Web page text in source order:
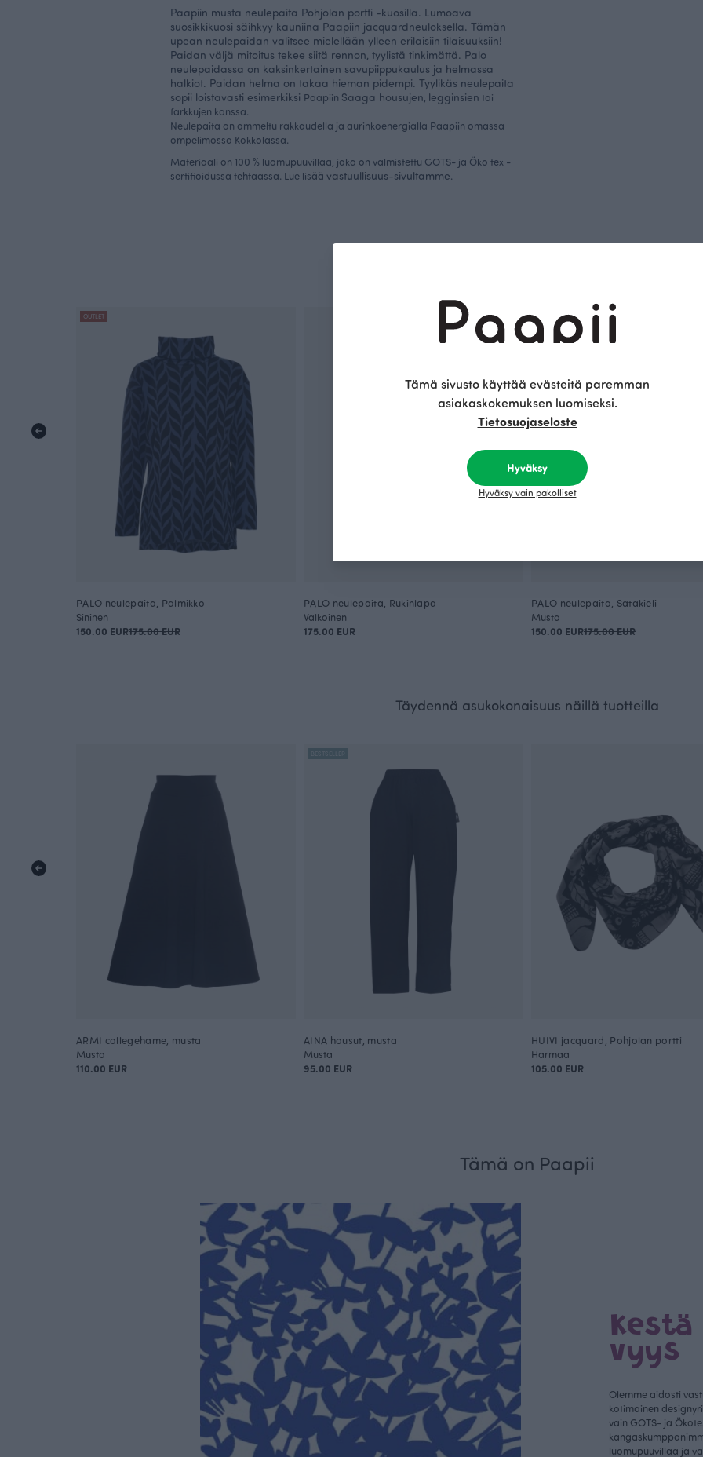
Paapiin musta neulepaita Pohjolan portti -kuosilla. Lumoava
suosikkikuosi säihkyy kauniina Paapiin jacquardneuloksella. Tämän
upean neulepaidan valitsee mielellään ylleen erilaisiin tilaisuuksiin!
Paidan väljä mitoitus tekee siitä rennon, tyylistä tinkimättä. Palo
neulepaidassa on kaksinkertainen savupiippukaulus ja helmassa
halkiot. Paidan helma on takaa hieman pidempi. Tyylikäs neulepaita
sopii loistavasti esimerkiksi Paapiin Saaga housujen legginsien tai
farkkujen kanssa.
Neulepaita on ommeltu rakkaudella ja aurinkoenergialla Paapiin omassa
ompelimossa Kokkolassa.
Materiaali on 100 % luomupuuvillaa, joka on valmistettu GOTS- ja Öko tex -
sertifioidussa tehtaassa. Lue lisää vastuullisuus-sivultamme.
OUTLET
PALO neulepaita, Palmikko
Sininen
150.00 EUR175.00 EUR
PALO neulepaita, Rukinlapa
Valkoinen
175.00 EUR
PALO neulepaita, Satakieli
Musta
150.00 EUR175.00 EUR
Täydennä asukokonaisuus näillä tuotteilla
ARMI collegehame, musta
Musta
110.00 EUR
BESTSELLER
AINA housut, musta
Musta
95.00 EUR
HUIVI jacquard, Pohjolan portti
Harmaa
105.00 EUR
Tämä on Paapii
Kestä
vyys
Olemme aidosti
kotimainen
vain GOTS- ja
luomupuuvillaa ja
Tämä sivusto käyttää evästeitä paremman
asiakaskokemuksen luomiseksi.
Tietosuojaseloste
Hyväksy
Hyväksy vain pakolliset